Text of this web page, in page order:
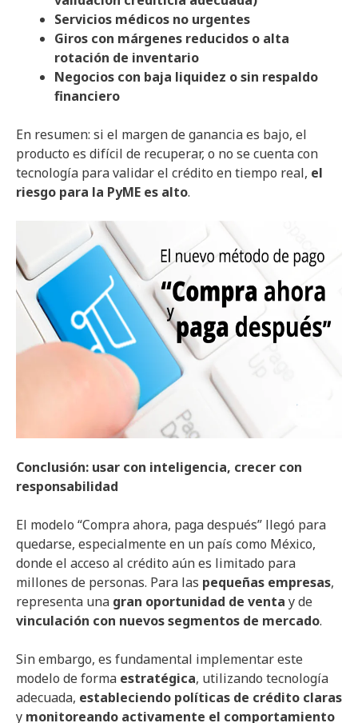
Servicios médicos no urgentes
Giros con márgenes reducidos o alta
rotación de inventario
Negocios con baja liquidez o sin respaldo
financiero
En resumen: si el margen de ganancia es bajo, el
producto es difícil de recuperar, o no se cuenta con
tecnología para validar el crédito en tiempo real, el
riesgo para la PyME es alto.
Conclusión: usar con inteligencia, crecer con
responsabilidad
El modelo “Compra ahora, paga después” llegó para
quedarse, especialmente en un país como México,
donde el acceso al crédito aún es limitado para
millones de personas. Para las pequeñas empresas,
representa una gran oportunidad de venta y de
vinculación con nuevos segmentos de mercado.
Sin embargo, es fundamental implementar este
modelo de forma estratégica, utilizando tecnología
adecuada, estableciendo políticas de crédito claras
y monitoreando activamente el comportamiento